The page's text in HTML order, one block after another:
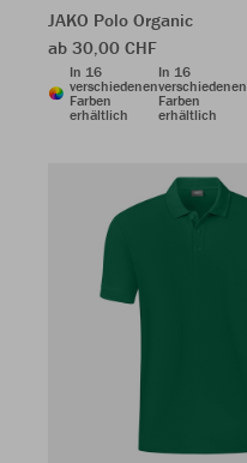
JAKO Polo Organic
ab 30,00 CHF
In 16
verschiedenen
Farben
erhältlich
In 16
verschiedenen
Farben
erhältlich